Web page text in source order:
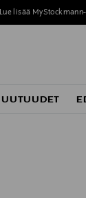
Lue lisää
UUTUUDET